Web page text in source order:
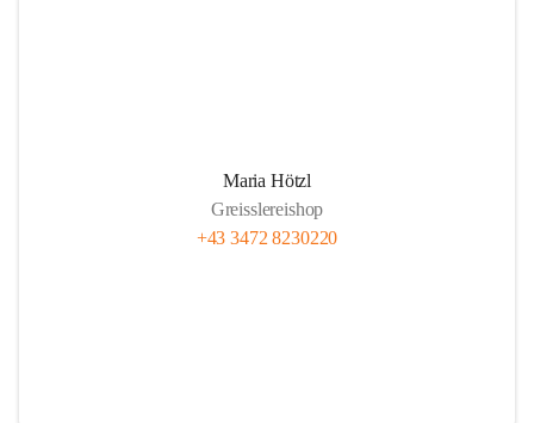
Maria Hötzl
Greisslereishop
+43 3472 8230220